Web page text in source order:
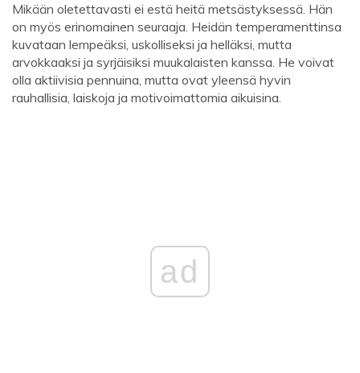
Mikään oletettavasti ei estä heitä metsästyksessä. Hän
on myös erinomainen seuraaja. Heidän temperamenttinsa
kuvataan lempeäksi, uskolliseksi ja helläksi, mutta
arvokkaaksi ja syrjäisiksi muukalaisten kanssa. He voivat
olla aktiivisia pennuina, mutta ovat yleensä hyvin
rauhallisia, laiskoja ja motivoimattomia aikuisina.
ad